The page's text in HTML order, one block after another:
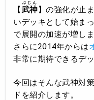
【 武神
ぶじん
】の強化が止
いデッキとして始ま
で展開の加速が増しま
さらに2014年からは
非常に期待できるデ
今回はそんな武神対
ドを紹介します。